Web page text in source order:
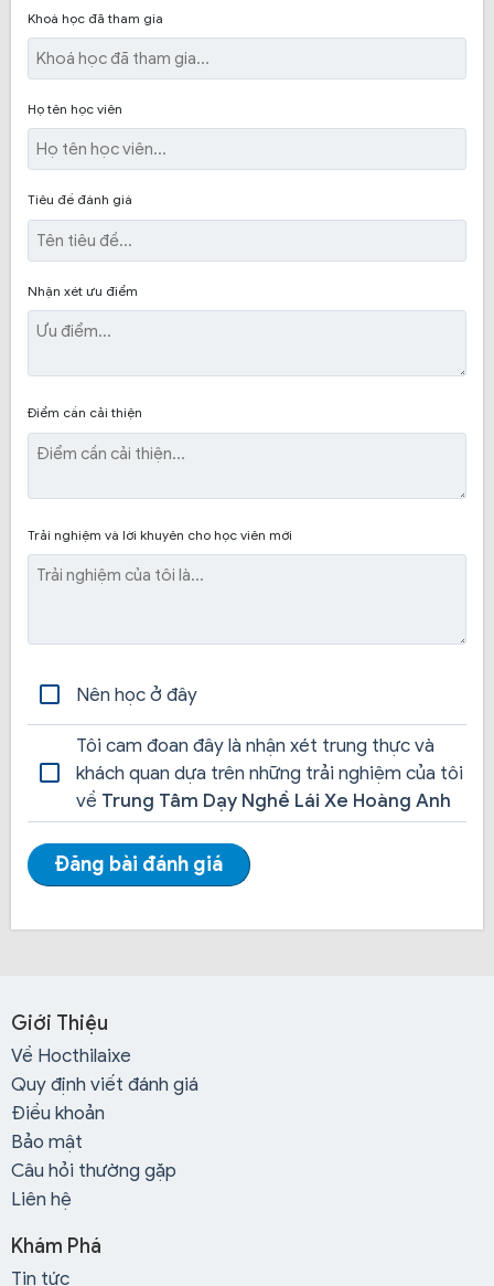
viên được học trên 1 xe, có nhân viên hỗ trợ tư vấn và
Thủ tục hồ sơ đăng ký học đơn giản
Khoá học đã tham gia
Họ tên học viên
Tiêu đề đánh giá
Nhận xét ưu điểm
Điểm cần cải thiện
Trải nghiệm và lời khuyên cho học viên mới
Nên học ở đây
Tôi cam đoan đây là nhận xét trung thực và
khách quan dựa trên những trải nghiệm của tôi
về Trung Tâm Dạy Nghề Lái Xe Hoàng Anh
Đăng bài đánh giá
Giới Thiệu
Về Hocthilaixe
Quy định viết đánh giá
Điều khoản
Bảo mật
Câu hỏi thường gặp
Liên hệ
Khám Phá
Tin tức